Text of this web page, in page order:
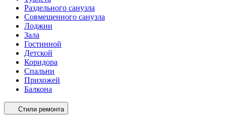
Раздельного санузла
Совмещенного санузла
Лоджии
Зала
Гостинной
Детской
Коридора
Спальни
Прихожей
Балкона
Стили ремонта